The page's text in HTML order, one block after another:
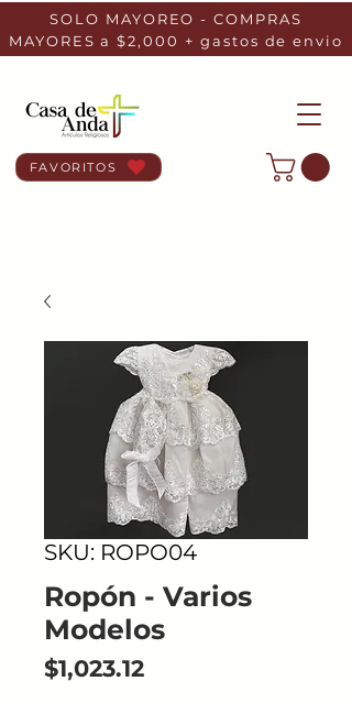
SOLO MAYOREO - COMPRAS
MAYORES a $2,000 + gastos de envio
FAVORITOS
SKU: ROPO04
Ropón - Varios
Modelos
$1,023.12Precio